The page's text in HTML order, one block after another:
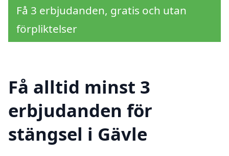
Få 3 erbjudanden, gratis och utan
förpliktelser
Få alltid minst 3
erbjudanden för
stängsel i Gävle